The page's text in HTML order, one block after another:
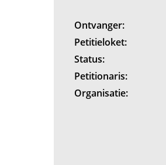
Ontvanger:
Petitieloket:
Status:
Petitionaris:
Organisatie: